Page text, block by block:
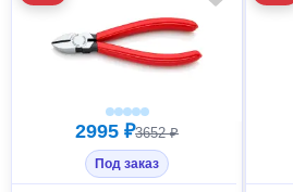
2995 ₽3652 ₽
Под заказ